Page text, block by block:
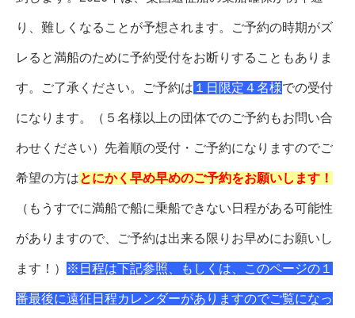
り、難しくなることが予想されます。ご予約の時期がズ
レると満船のために予約受付をお断りすることもありま
す。ご了承ください。ご予約は １日限定４名様での受付
になります。（５名様以上の団体でのご予約もお問い合
わせください）先着順の受付・ご予約になりますのでご
希望の方はとにかく早め早めのご予約をお願いします！
（もうすでに満船で船に乗船できない日程がある可能性
がありますので、ご予約は出来る限りお早めにお願いし
ます！） ※日程は下記参照、もしくは、このページの１
番最後に遠征日程カレンダーがありますのでご覧になっ